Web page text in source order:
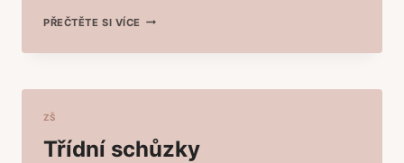
PŘEČTĚTE SI VÍCEBURZA
ZŠ
Třídní schůzky